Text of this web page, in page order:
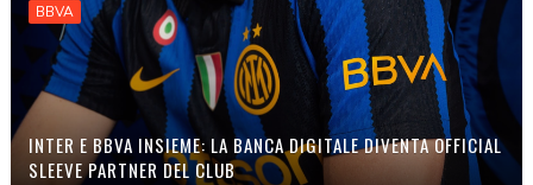
BBVA
INTER E BBVA INSIEME: LA BANCA DIGITALE DIVENTA OFFICIAL
SLEEVE PARTNER DEL CLUB